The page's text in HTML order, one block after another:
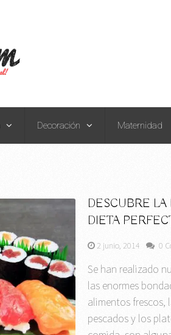
Decoración Maternidad
DESCUBRE
DIETA
2 junio, 2014 0
Se han realizado
las enormes
alimentos frescos,
pescados y los